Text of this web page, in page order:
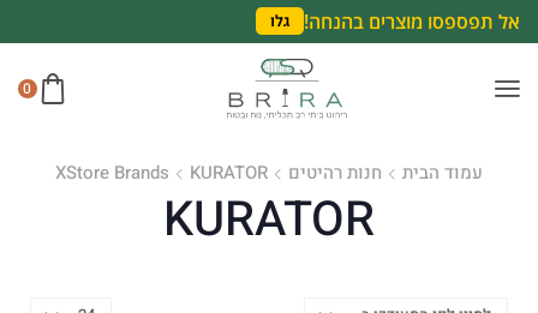
אל תפספסו מוצרים בהנחה! גלו
0
עמוד הבית חנות רהיטים XStore Brands KURATOR
KURATOR